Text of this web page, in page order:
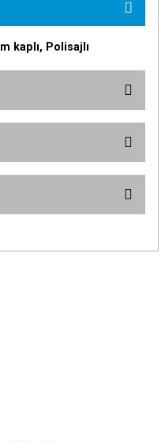
kaplı, Polisajlı
kullanarak tarafımıza